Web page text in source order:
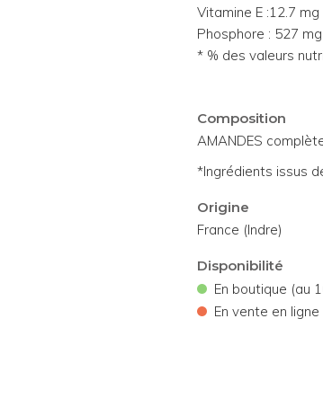
Vitamine E :12.7
Phosphore : 527
* % des valeurs
Composition
AMANDES
*Ingrédients issus
Origine
France (Indre)
Disponibilité
• En boutique (au
• En vente en